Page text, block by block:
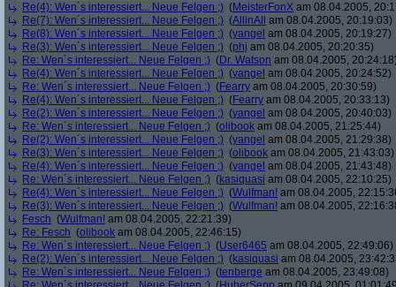
Re(4): Wen´s interessiert... Neue Felgen ;) (MeisterFonX am 08.04.2005,
Re(7): Wen´s interessiert... Neue Felgen ;) (AllinAll
am 08.04.2005, 20:19:03)
Re(8): Wen´s interessiert... Neue Felgen ;) (yangel am 08.04.2005, 20:19:27)
Re(3): Wen´s interessiert... Neue Felgen ;) (phj am 08.04.2005, 20:20:35)
Re: Wen´s interessiert... Neue Felgen ;) (Dr. Watson am 08.04.2005,
Re(4): Wen´s interessiert... Neue Felgen ;) (yangel am 08.04.2005, 20:24:52)
Re: Wen´s interessiert... Neue Felgen ;) (Fearry am 08.04.2005, 20:30:59)
Re(4): Wen´s interessiert... Neue Felgen ;) (Fearry am 08.04.2005, 20:33:13)
Re(2): Wen´s interessiert... Neue Felgen ;) (yangel am 08.04.2005, 20:40:03)
Re: Wen´s interessiert... Neue Felgen ;) (olibook am 08.04.2005, 21:25:44)
Re(2): Wen´s interessiert... Neue Felgen ;) (yangel am 08.04.2005, 21:29:38)
Re(3): Wen´s interessiert... Neue Felgen ;) (olibook am 08.04.2005, 21:43:03)
Re(4): Wen´s interessiert... Neue Felgen ;) (yangel am 08.04.2005, 21:43:48)
Re: Wen´s interessiert... Neue Felgen ;) (kasiquasi am 08.04.2005, 22:10:25)
Re(4): Wen´s interessiert... Neue Felgen ;) (Wulfman! am 08.04.2005,
Re(3): Wen´s interessiert... Neue Felgen ;) (Wulfman! am 08.04.2005,
Fesch (Wulfman! am 08.04.2005, 22:21:39)
Re: Fesch (olibook am 08.04.2005, 22:46:15)
Re: Wen´s interessiert... Neue Felgen ;) (User6465 am 08.04.2005, 22:49:06)
Re(2): Wen´s interessiert... Neue Felgen ;) (kasiquasi am 08.04.2005,
Re: Wen´s interessiert... Neue Felgen ;) (tenberge am 08.04.2005, 23:49:08)